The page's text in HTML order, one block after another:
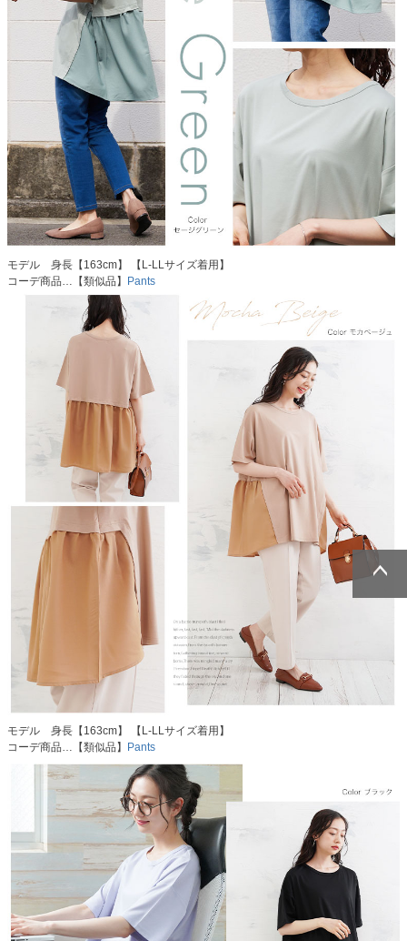
モデル 身長【163cm】 【L-LLサイズ着用】
コーデ商品…【類似品】 Pants
モデル 身長【163cm】 【L-LLサイズ着用】
コーデ商品…【類似品】
Pants